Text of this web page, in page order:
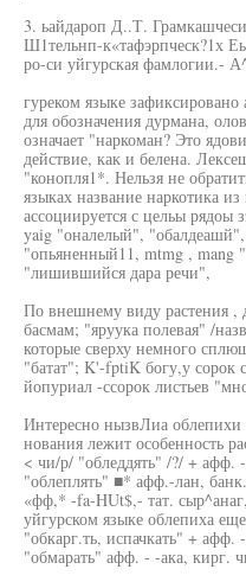
3. ьайдароп Д..Т.
Ш1тельнп-к«тафэрпческ?1х
ро-си уйгурская фамлогии.-
гуреком языке
для обозначения дурмана,
означает "наркоман? Это
действие, как и белена.
"конопля1*. Нельзя не
языках название наркотика
ассоциируется с цельы рядоы
yaig "оналелый",
"опьяненный11, mtmg ,
"лишившийся дара речи",
По внешнему виду растения ,
басмам; "яруука полевая" /
которые сверху немного
"батат"; K'-fptiK богу,у
йопуриал -ссорок листьев
Интересно нызвЛиа
нования лежит особенность
< чи/р/ "обледдять" /?/ + афф.
"облеплять" ■* афф.-лан,
«фф,* -fa-HUt$,- тат.
уйгурском языке облепиха
"обкарг.ть, испачкать" +
"обмарать" афф. - -ака, кирг.